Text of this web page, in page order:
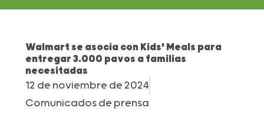
Walmart se asocia con Kids' Meals para
entregar 3.000 pavos a familias
necesitadas
12 de noviembre de 2024
Comunicados de prensa